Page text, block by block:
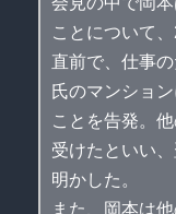
ことについて
直前で、仕事
氏のマンショ
ことを告発。
受けたといい
明かした。
また、岡本は